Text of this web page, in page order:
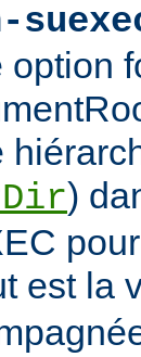
option
)
est la